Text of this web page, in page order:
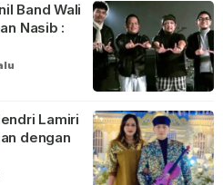
Band Wali
Nasib :
Lamiri
dengan